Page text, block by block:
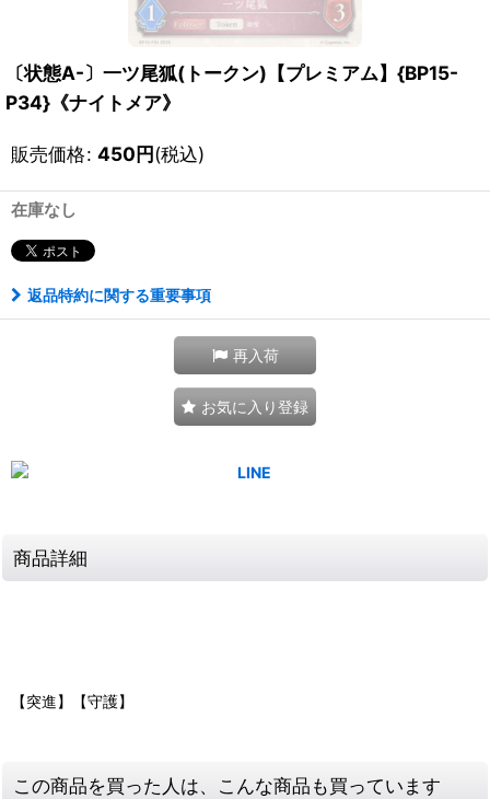
〔状態A-〕一ツ尾狐(トークン)【プレミアム】{BP15-
P34}《ナイトメア》
販売価格: 450円(税込)
在庫なし
返品特約に関する重要事項
再入荷
お気に入り登録
商品詳細
【突進】【守護】
この商品を買った人は、こんな商品も買っています